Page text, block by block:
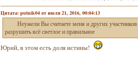
Цитата: putnik04 от июля 21, 2016, 00:04:13
Неужели Вы считаете меня и других участников
разрушить всё светлое и правильное
Юрий, в этом есть доля истины!